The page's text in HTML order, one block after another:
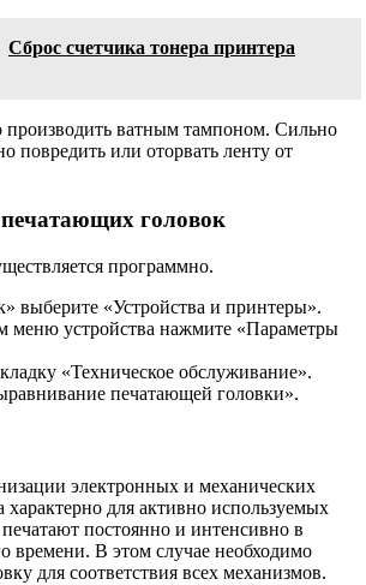
Сброс счетчика тонера принтера
производить ватным тампоном. Сильно
повредить или оторвать ленту от
головок
программно.
выберите «Устройства и принтеры».
меню устройства нажмите «Параметры
«Техническое обслуживание».
печатающей головки».
электронных и механических
характерно для активно используемых
постоянно и интенсивно в
времени. В этом случае необходимо
для соответствия всех механизмов.